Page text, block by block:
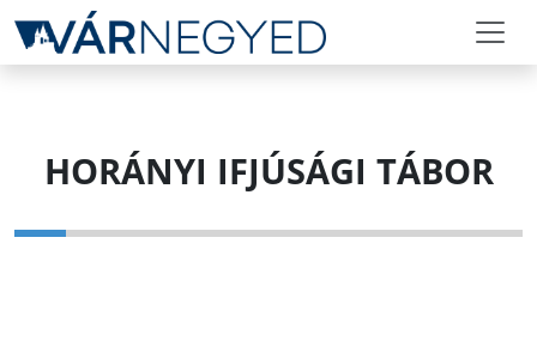
HORÁNYI IFJÚSÁGI TÁBOR